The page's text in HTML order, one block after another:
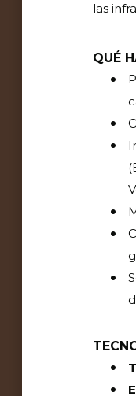
las
QUÉ